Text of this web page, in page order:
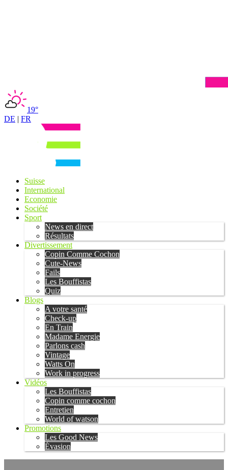
19°
DE | FR
Suisse
International
Economie
Société
Sport
News en direct
Résultats
Divertissement
Copin Comme Cochon
Cute-News
Fails
Les Bouffistas
Quiz
Blogs
A votre santé
Check-up
En Train
Madame Energie
Parlons cash
Vintage
Watts On
Work in progress
Vidéos
Les Bouffistas
Copin comme cochon
Entretien
World of watson
Promotions
Les Good News
Évasion